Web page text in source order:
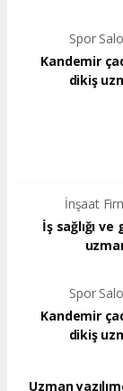
Spor
Kandemir
dikiş
İnşaat
İş sağlığı
Spor
Kandemir
dikiş
Uzman